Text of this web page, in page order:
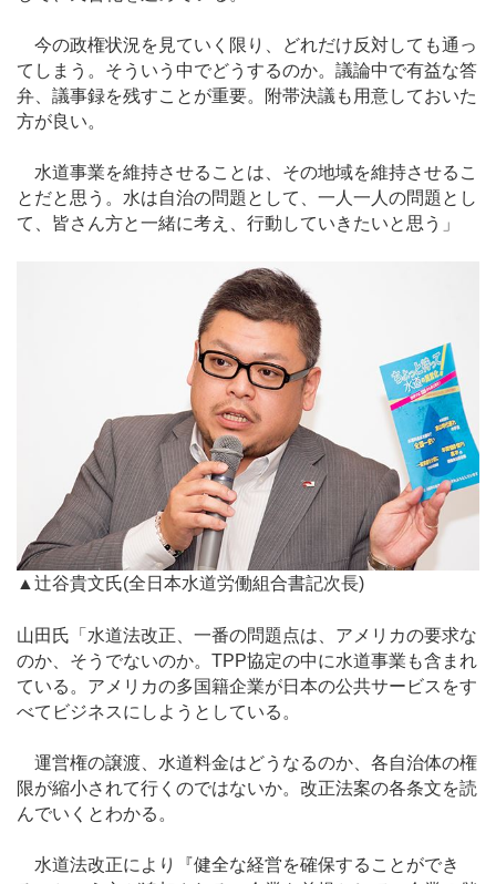
今の政権状況を見ていく限り、どれだけ反対しても通っ
てしまう。そういう中でどうするのか。議論中で有益な答
弁、議事録を残すことが重要。附帯決議も用意しておいた
方が良い。
水道事業を維持させることは、その地域を維持させるこ
とだと思う。水は自治の問題として、一人一人の問題とし
て、皆さん方と一緒に考え、行動していきたいと思う」
▲辻谷貴文氏(全日本水道労働組合書記次長)
山田氏「水道法改正、一番の問題点は、アメリカの要求な
のか、そうでないのか。TPP協定の中に水道事業も含まれ
ている。アメリカの多国籍企業が日本の公共サービスをす
べてビジネスにしようとしている。
運営権の譲渡、水道料金はどうなるのか、各自治体の権
限が縮小されて行くのではないか。改正法案の各条文を読
んでいくとわかる。
水道法改正により『健全な経営を確保することができ